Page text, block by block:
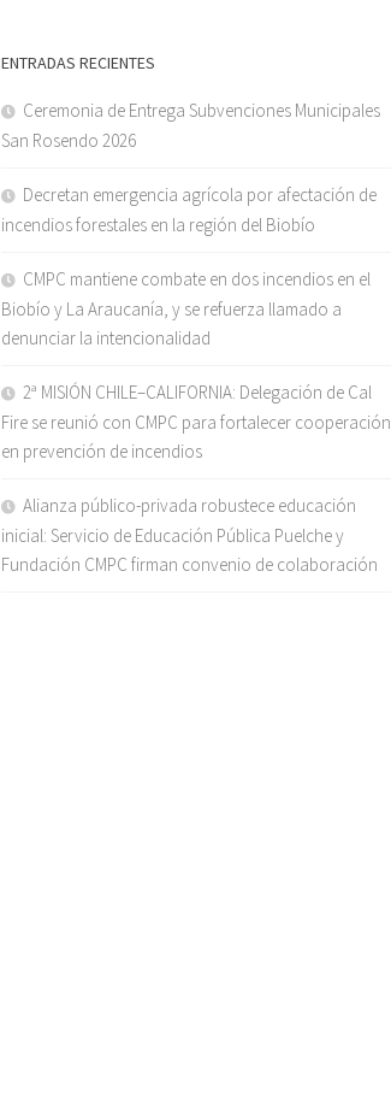
ENTRADAS RECIENTES
Ceremonia de Entrega Subvenciones Municipales
San Rosendo 2026
Decretan emergencia agrícola por afectación de
incendios forestales en la región del Biobío
CMPC mantiene combate en dos incendios en el
Biobío y La Araucanía, y se refuerza llamado a
denunciar la intencionalidad
2ª MISIÓN CHILE–CALIFORNIA: Delegación de Cal
Fire se reunió con CMPC para fortalecer cooperación
en prevención de incendios
Alianza público-privada robustece educación
inicial: Servicio de Educación Pública Puelche y
Fundación CMPC firman convenio de colaboración